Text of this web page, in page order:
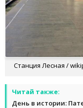
Станция Лесная /
Читай также:
День в истории: